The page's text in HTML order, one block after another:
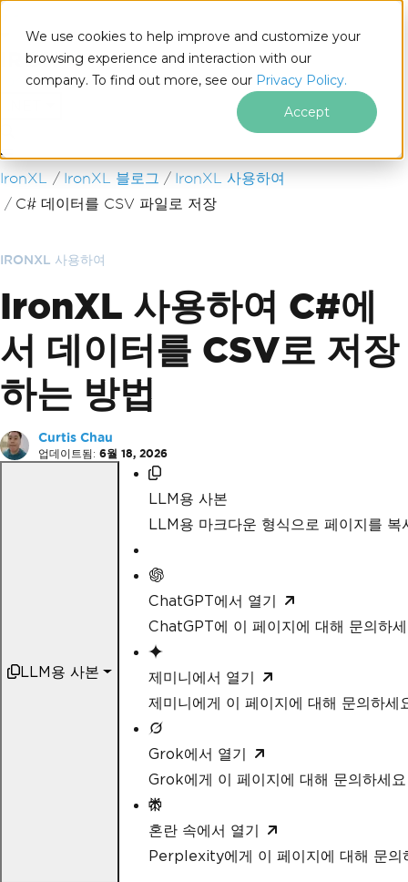
We use cookies to help improve and customize your
browsing experience and interaction with our
company. To find out more, see our Privacy Policy.
Accept
푸터 콘텐츠로 바로가기
IronXL IronXL 블로그
IronXL 사용하여
C# 데이터를 CSV 파일로 저장
IRONXL 사용하여
IronXL 사용하여 C#에
서 데이터를 CSV로 저장
하는 방법
Curtis Chau
업데이트됨: 6월 18, 2026
LLM용 사본
LLM용 사본
LLM용 마크다운 형식으로 페이지를 복
ChatGPT에서 열기
ChatGPT에 이 페이지에 대해 문의하
제미니에서 열기
제미니에게 이 페이지에 대해 문의하세
Grok에서 열기
Grok에게 이 페이지에 대해 문의하세요
혼란 속에서 열기
Perplexity에게 이 페이지에 대해 문의